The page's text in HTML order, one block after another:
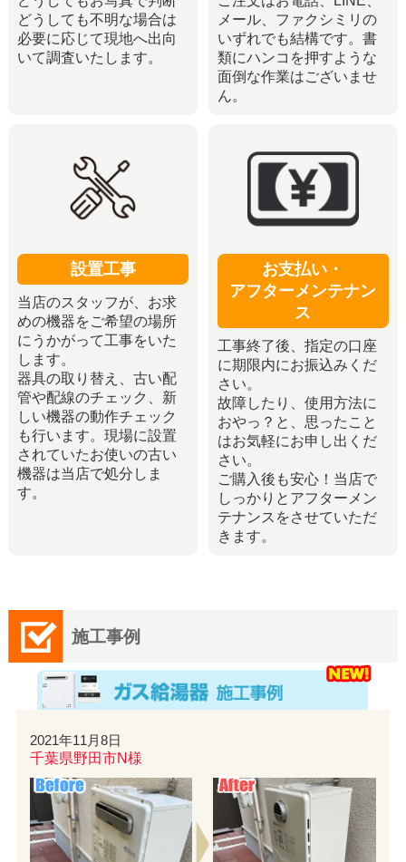
どうしても不明な場合は
必要に応じて現地へ出向
いて調査いたします。
メール、ファクシミリの
いずれでも結構です。書
類にハンコを押すような
面倒な作業はございませ
ん。
設置工事
当店のスタッフが、お求
めの機器をご希望の場所
にうかがって工事をいた
します。
器具の取り替え、古い配
管や配線のチェック、新
しい機器の動作チェック
も行います。現場に設置
されていたお使いの古い
機器は当店で処分しま
す。
お支払い・
アフターメンテナン
ス
工事終了後、指定の口座
に期限内にお振込みくだ
さい。
故障したり、使用方法に
おやっ？と、思ったこと
はお気軽にお申し出くだ
さい。
ご購入後も安心！当店で
しっかりとアフターメン
テナンスをさせていただ
きます。
施工事例
2021年11月8日
千葉県野田市N様